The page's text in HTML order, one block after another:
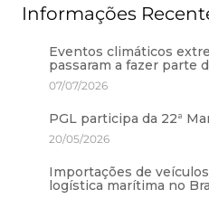
Informações
Eventos climáticos
passaram a fazer parte
07/07/2026
PGL participa da 22ª
20/05/2026
Importações de
logística marítima no